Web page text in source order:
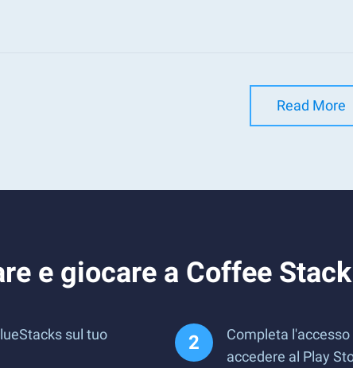
Read More
e giocare a Coffee
sul tuo
Completa l'accesso
accedere al Play